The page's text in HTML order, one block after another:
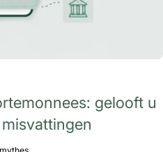
gelooft u